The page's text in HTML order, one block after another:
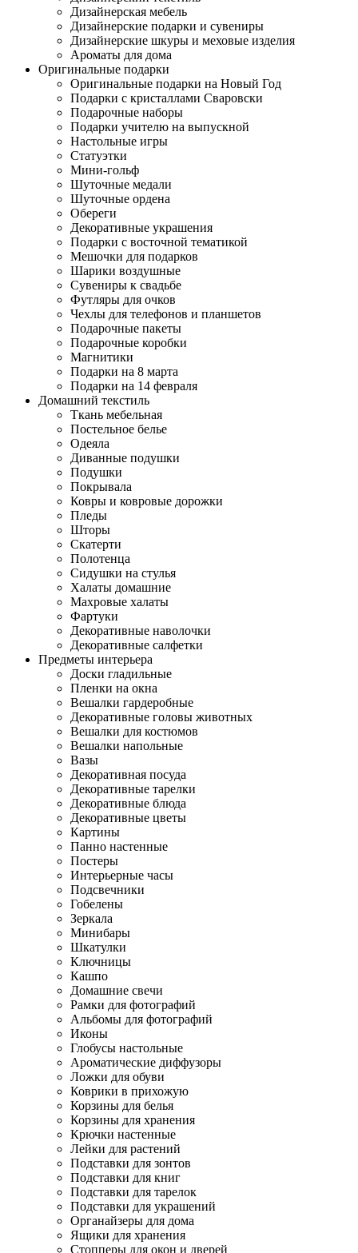
Дизайнерская мебель
Дизайнерские подарки и сувениры
Дизайнерские шкуры и меховые изделия
Ароматы для дома
Оригинальные подарки
Оригинальные подарки на Новый Год
Подарки с кристаллами Сваровски
Подарочные наборы
Подарки учителю на выпускной
Настольные игры
Статуэтки
Мини-гольф
Шуточные медали
Шуточные ордена
Обереги
Декоративные украшения
Подарки с восточной тематикой
Мешочки для подарков
Шарики воздушные
Сувениры к свадьбе
Футляры для очков
Чехлы для телефонов и планшетов
Подарочные пакеты
Подарочные коробки
Магнитики
Подарки на 8 марта
Подарки на 14 февраля
Домашний текстиль
Ткань мебельная
Постельное белье
Одеяла
Диванные подушки
Подушки
Покрывала
Ковры и ковровые дорожки
Пледы
Шторы
Скатерти
Полотенца
Сидушки на стулья
Халаты домашние
Махровые халаты
Фартуки
Декоративные наволочки
Декоративные салфетки
Предметы интерьера
Доски гладильные
Пленки на окна
Вешалки гардеробные
Декоративные головы животных
Вешалки для костюмов
Вешалки напольные
Вазы
Декоративная посуда
Декоративные тарелки
Декоративные блюда
Декоративные цветы
Картины
Панно настенные
Постеры
Интерьерные часы
Подсвечники
Гобелены
Зеркала
Минибары
Шкатулки
Ключницы
Кашпо
Домашние свечи
Рамки для фотографий
Альбомы для фотографий
Иконы
Глобусы настольные
Ароматические диффузоры
Ложки для обуви
Коврики в прихожую
Корзины для белья
Корзины для хранения
Крючки настенные
Лейки для растений
Подставки для зонтов
Подставки для книг
Подставки для тарелок
Подставки для украшений
Органайзеры для дома
Ящики для хранения
Стопперы для окон и дверей